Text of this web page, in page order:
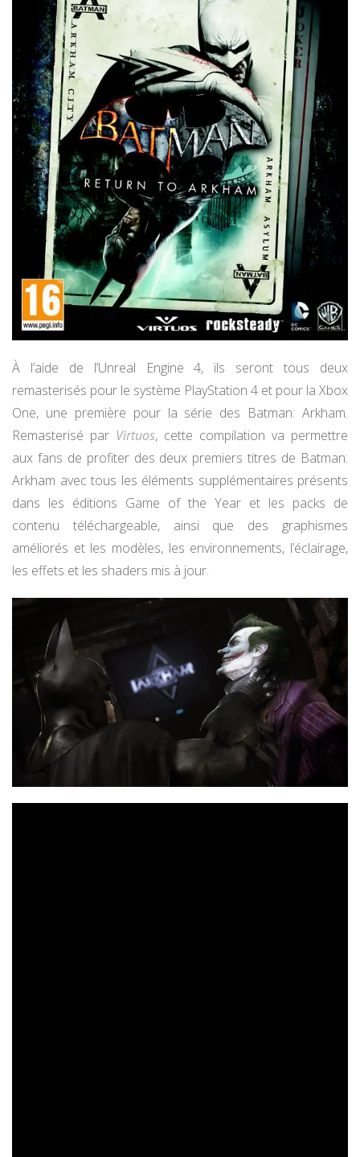
À l’aide de l’Unreal Engine 4, ils seront tous deux
remasterisés pour le système PlayStation 4 et pour la Xbox
One, une première pour la série des Batman: Arkham.
Remasterisé par Virtuos, cette compilation va permettre
aux fans de profiter des deux premiers titres de Batman:
Arkham avec tous les éléments supplémentaires présents
dans les éditions Game of the Year et les packs de
contenu téléchargeable, ainsi que des graphismes
améliorés et les modèles, les environnements, l’éclairage,
les effets et les shaders mis à jour.